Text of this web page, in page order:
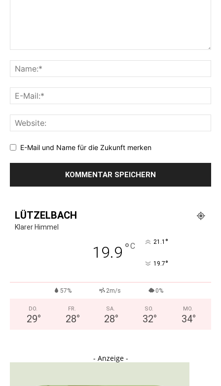
E-Mail und Name für die Zukunft merken
LÜTZELBACH
Klarer Himmel
19.9 °C 21.1 °
19.7°
57% 2m/s 0%
DO.
29°
FR.
28°
SA.
28°
SO.
32°
MO.
34°
- Anzeige -